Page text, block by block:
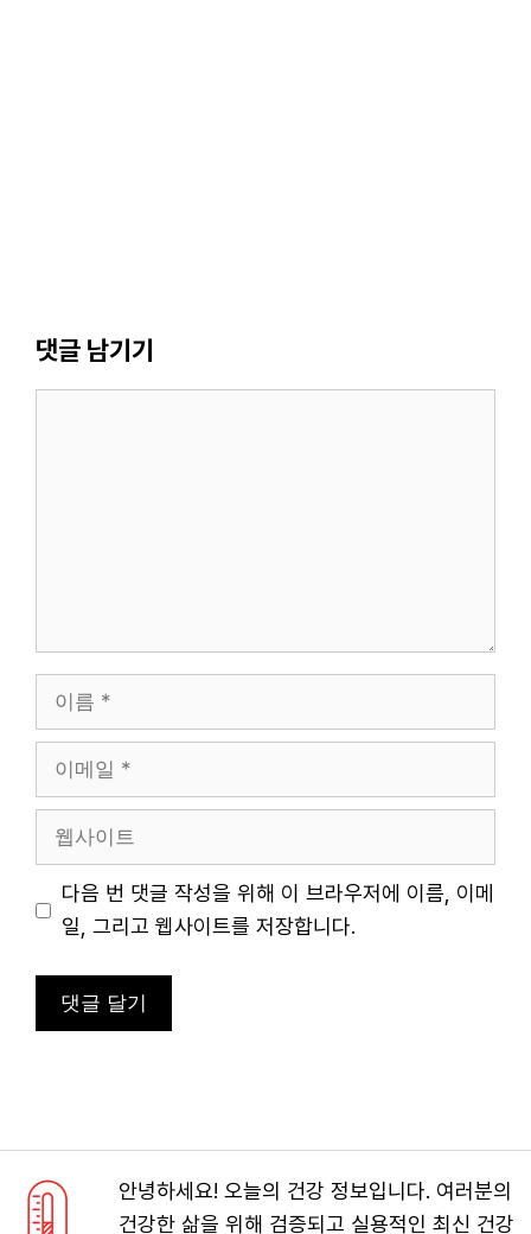
댓글 남기기
트
다음 번 댓글 작성을 위해 이 브라우저에 이름, 이메
일, 그리고 웹사이트를 저장합니다.
안녕하세요! 오늘의 건강 정보입니다. 여러분의
건강한 삶을 위해 검증되고 실용적인 최신 건강